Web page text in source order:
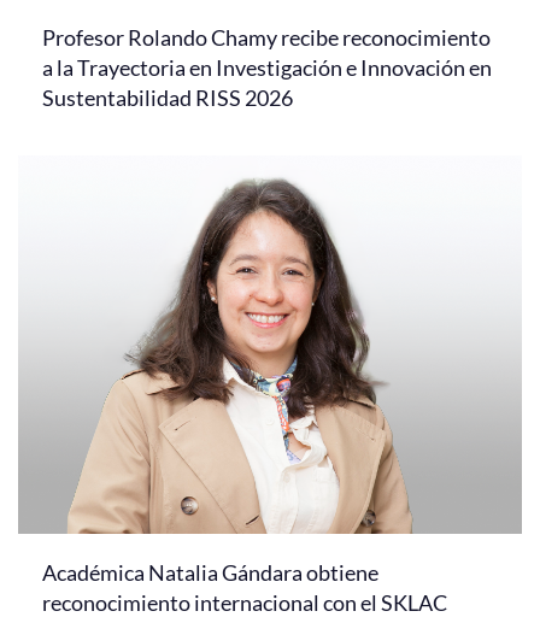
Profesor Rolando Chamy recibe reconocimiento
a la Trayectoria en Investigación e Innovación en
Sustentabilidad RISS 2026
Académica Natalia Gándara obtiene
reconocimiento internacional con el SKLAC